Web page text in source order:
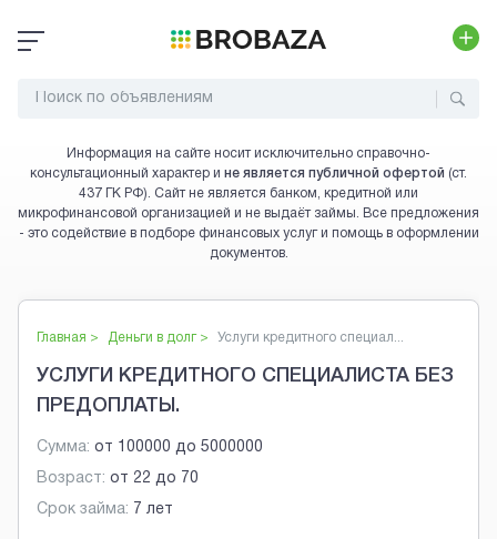
Информация на сайте носит исключительно справочно-
консультационный характер и не является публичной офертой (ст.
437 ГК РФ). Сайт не является банком, кредитной или
микрофинансовой организацией и не выдаёт займы. Все предложения
- это содействие в подборе финансовых услуг и помощь в оформлении
документов.
Главная > Деньги в долг> Услуги кредитного специал...
УСЛУГИ КРЕДИТНОГО СПЕЦИАЛИСТА БЕЗ
ПРЕДОПЛАТЫ.
Сумма: от 100000 до 5000000
Возраст: от 22 до 70
Срок займа: 7 лет